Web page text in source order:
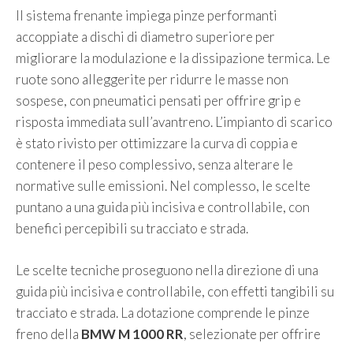
Il sistema frenante impiega pinze performanti
accoppiate a dischi di diametro superiore per
migliorare la modulazione e la dissipazione termica. Le
ruote sono alleggerite per ridurre le masse non
sospese, con pneumatici pensati per offrire grip e
risposta immediata sull’avantreno. L’impianto di scarico
è stato rivisto per ottimizzare la curva di coppia e
contenere il peso complessivo, senza alterare le
normative sulle emissioni. Nel complesso, le scelte
puntano a una guida più incisiva e controllabile, con
benefici percepibili su tracciato e strada.
Le scelte tecniche proseguono nella direzione di una
guida più incisiva e controllabile, con effetti tangibili su
tracciato e strada. La dotazione comprende le pinze
freno della BMW M 1000 RR, selezionate per offrire